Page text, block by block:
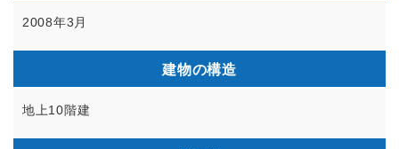
2008年3月
建物の構造
地上10階建